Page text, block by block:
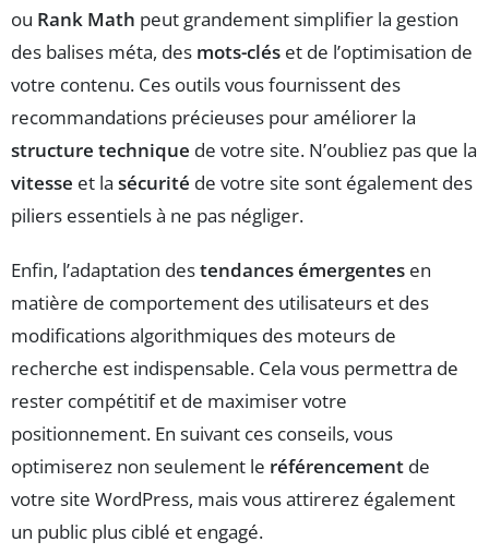
ou Rank Math peut grandement simplifier la gestion
des balises méta, des mots-clés et de l’optimisation de
votre contenu. Ces outils vous fournissent des
recommandations précieuses pour améliorer la
structure technique de votre site. N’oubliez pas que la
vitesse et la sécurité de votre site sont également des
piliers essentiels à ne pas négliger.
Enfin, l’adaptation destendances émergentes en
matière de comportement des utilisateurs et des
modifications algorithmiques des moteurs de
recherche est indispensable. Cela vous permettra de
rester compétitif et de maximiser votre
positionnement. En suivant ces conseils, vous
optimiserez non seulement le référencement de
votre site WordPress, mais vous attirerez également
un public plus ciblé et engagé.